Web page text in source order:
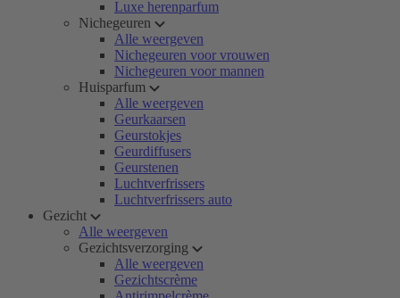
Luxe herenparfum
Nichegeuren
Alle weergeven
Nichegeuren voor vrouwen
Nichegeuren voor mannen
Huisparfum
Alle weergeven
Geurkaarsen
Geurstokjes
Geurdiffusers
Geurstenen
Luchtverfrissers
Luchtverfrissers auto
Gezicht
Alle weergeven
Gezichtsverzorging
Alle weergeven
Gezichtscrème